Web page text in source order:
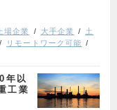
上場企業 大手企業
土
リモートワーク可能
年以
工業